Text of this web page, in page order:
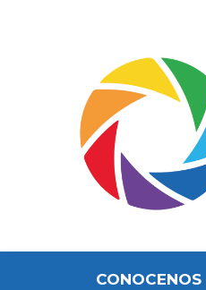
CONOCENOS